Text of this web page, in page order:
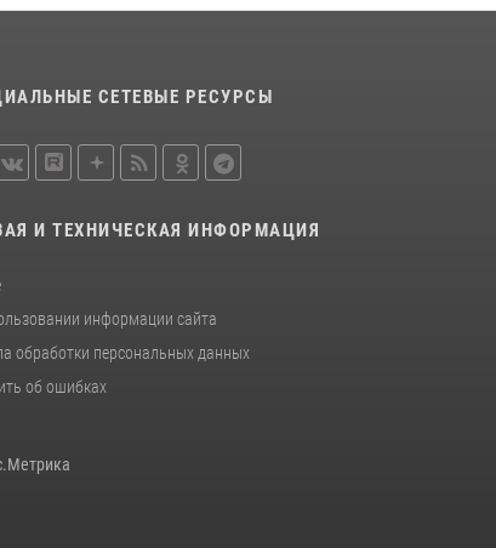
провели для воспитанников летнего лагеря
мастер-класс по тактической медицине
служебной деятельности сотрудников
полугодие 2026 года
СЕТЕВЫЕ РЕСУРСЫ
И ТЕХНИЧЕСКАЯ ИНФОРМАЦИЯ
информации сайта
обработки персональных данных
об ошибках